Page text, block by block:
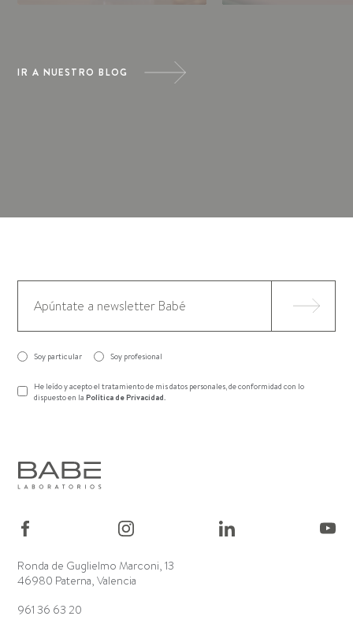
IR A NUESTRO BLOG
Soy particular Soy profesional
He leído y acepto el tratamiento de mis datos personales, de conformidad con lo
dispuesto en laPolítica de Privacidad
Ronda de Guglielmo Marconi, 13
46980 Paterna, Valencia
961 36 63 20